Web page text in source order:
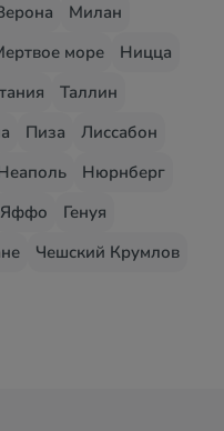
Милан
море
Ницца
Таллин
Пиза
Лиссабон
Нюрнберг
Яффо
Генуя
Чешский Крумлов